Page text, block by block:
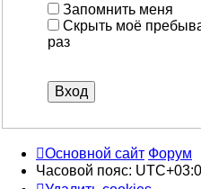
Запомнить меня
Скрыть моё
раз
Основной сайт Форум
Часовой пояс: